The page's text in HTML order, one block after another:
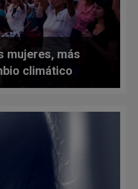
mujeres, más
climático